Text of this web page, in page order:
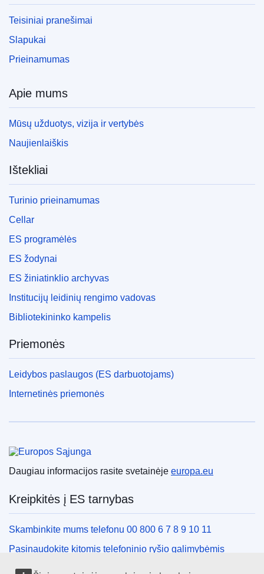
Teisiniai pranešimai
Slapukai
Prieinamumas
Apie mums
Mūsų užduotys, vizija ir vertybės
Naujienlaiškis
Ištekliai
Turinio prieinamumas
Cellar
ES programėlės
ES žodynai
ES žiniatinklio archyvas
Institucijų leidinių rengimo vadovas
Bibliotekininko kampelis
Priemonės
Leidybos paslaugos (ES darbuotojams)
Internetinės priemonės
Daugiau informacijos rasite svetainėje europa.eu
Kreipkitės į ES tarnybas
Skambinkite mums telefonu 00 800 6 7 8 9 10 11
Pasinaudokite kitomis telefoninio ryšio galimybėmis
Rašykite mums naudodamiesi kontaktine forma